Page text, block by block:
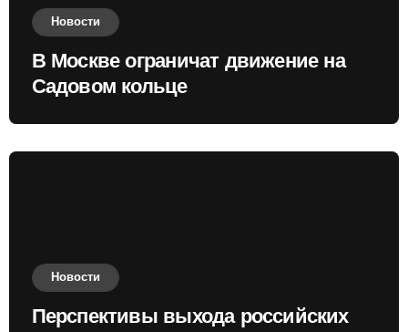
Новости
В Москве ограничат движение на
Садовом кольце
Новости
Перспективы выхода российских